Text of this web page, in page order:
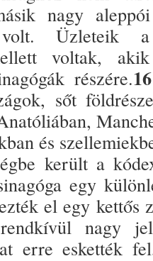
nagy
volt. Üzleteik
voltak,
részére.16
sőt
és
került a
egy
el egy
nagy
erre eskették